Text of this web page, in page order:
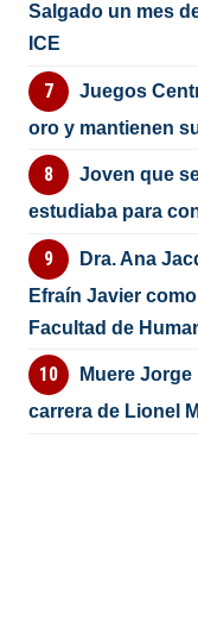
Salgado un mes
ICE
Juegos
oro y mantienen
Joven que
estudiaba para
Dra. Ana
Efraín Javier
Facultad de
Muere
carrera de Lionel